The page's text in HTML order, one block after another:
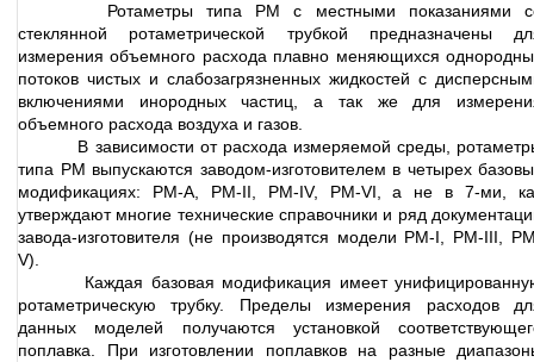
Ротаметры типа РМ с местными показаниями
стеклянной ротаметрической трубкой предназначены
измерения объемного расхода плавно меняющихся
потоков чистых и слабозагрязненных жидкостей с
включениями инородных частиц, а так же для
объемного расхода воздуха и газов.
В зависимости от расхода измеряемой среды,
типа РМ выпускаются заводом-изготовителем в четырех
модификациях: РМ-А, РМ-II, РМ-IV, РМ-VI, а не в 7-ми,
утверждают многие технические справочники и ряд
завода-изготовителя (не производятся модели РМ-I, РМ-III,
V).
Каждая базовая модификация имеет
ротаметрическую трубку. Пределы измерения расходов
данных моделей получаются установкой
поплавка. При изготовлении поплавков на разные